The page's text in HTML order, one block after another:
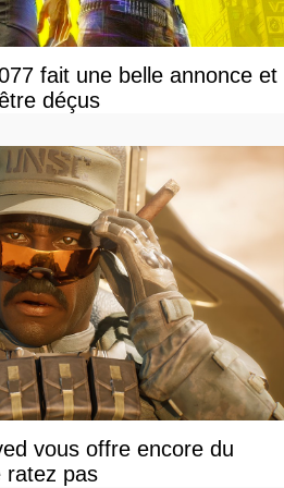
fait une belle annonce et
déçus
vous offre encore du
ratez pas